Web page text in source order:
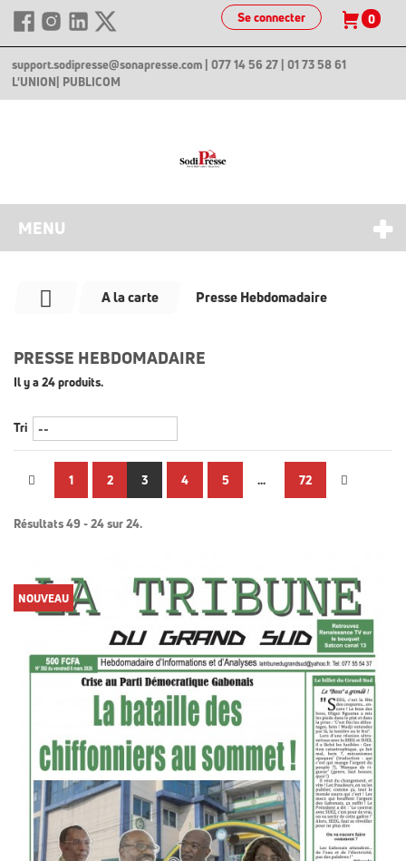
Se connecter 0
support.sodipresse@sonapresse.com | 077 14 56 27 | 01 73 58 61
L'UNION | PUBLICOM
MENU
A la carte Presse Hebdomadaire
PRESSE HEBDOMADAIRE
Il y a 24 produits.
Tri
1 2 3 4 5 ... 72
Résultats 49 - 24 sur 24.
NOUVEAU